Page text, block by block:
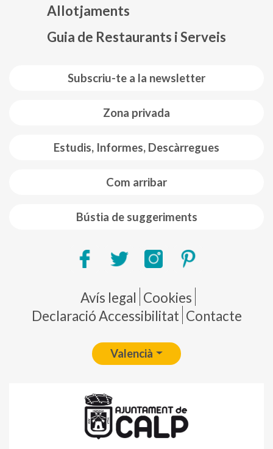
Subscriu-te a la newsletter
Zona privada
Estudis, Informes, Descàrregues
Com arribar
Bústia de suggeriments
Allotjaments
Guia de Restaurants i Serveis
Pie de página
Avís legal Cookies
Declaració Accessibilitat Contacte
Valencià